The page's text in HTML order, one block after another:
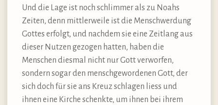
Und die Lage ist noch schlimmer als zu Noahs
Zeiten, denn mittlerweile ist die Menschwerdung
Gottes erfolgt, und nachdem sie eine Zeitlang aus
dieser Nutzen gezogen hatten, haben die
Menschen diesmal nicht nur Gott verworfen,
sondern sogar den menschgewordenen Gott, der
sich doch für sie ans Kreuz schlagen liess und
ihnen eine Kirche schenkte, um ihnen bei ihrem